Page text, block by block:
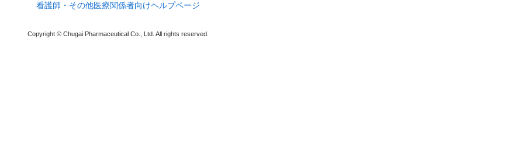
看護師・その他医療関係者向けヘルプページ
Copyright © Chugai Pharmaceutical Co., Ltd. All rights reserved.